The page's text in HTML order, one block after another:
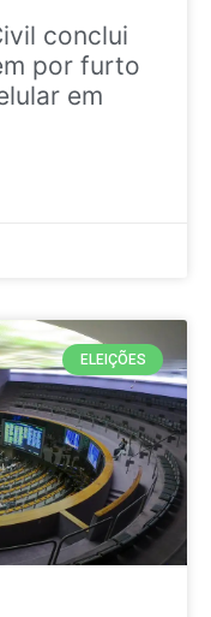
conclui
por furto
em
ELEIÇÕES